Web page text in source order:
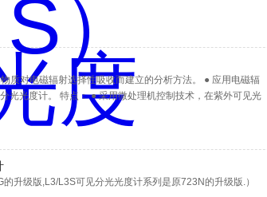
部门。低价格、高性能的仪器，是你的Z佳选择。
质对电磁辐射选择性吸收而建立的分析方法。 ● 应用电磁辐
光光度计。 特点： ● 采用微处理机控制技术，在紫外可见光
实验室*的多用途分析仪器。 ● 采用*的全息闪耀光栅单色
等优点。 ● 超大屏幕带背光液晶显示器，测量数据一目瞭
，并有自动调0%T和调100%T，浓度因子设定、浓度直读。 ●
● 可选配串行打印机和与软件UVWin7配合使用，拓展仪器的
升级版,L3/L3S可见分光光度计系列是原723N的升级版.）